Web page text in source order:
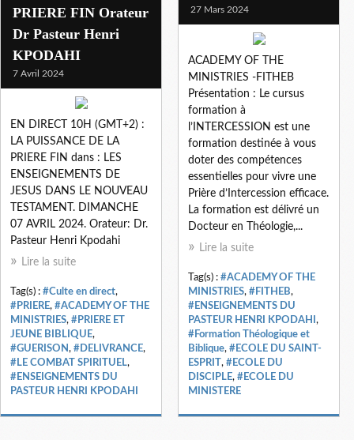
PRIERE FIN Orateur
Dr Pasteur Henri
KPODAHI
7 Avril 2024
EN DIRECT 10H (GMT+2) :
LA PUISSANCE DE LA
PRIERE FIN dans : LES
ENSEIGNEMENTS DE
JESUS DANS LE NOUVEAU
TESTAMENT. DIMANCHE
07 AVRIL 2024. Orateur: Dr.
Pasteur Henri Kpodahi
Lire la suite
Tag(s) : #Culte en direct,
#PRIERE, #ACADEMY OF THE
MINISTRIES, #PRIERE ET
JEUNE BIBLIQUE,
#GUERISON, #DELIVRANCE,
#LE COMBAT SPIRITUEL,
#ENSEIGNEMENTS DU
PASTEUR HENRI KPODAHI
27 Mars 2024
ACADEMY OF THE
MINISTRIES -FITHEB
Présentation : Le cursus
formation à
l’INTERCESSION est une
formation destinée à vous
doter des compétences
essentielles pour vivre une
Prière d’Intercession efficace.
La formation est délivré un
Docteur en Théologie,...
Lire la suite
Tag(s) : #ACADEMY OF THE
MINISTRIES, #FITHEB,
#ENSEIGNEMENTS DU
PASTEUR HENRI KPODAHI ,
#Formation Théologique et
Biblique, #ECOLE DU SAINT-
ESPRIT, #ECOLE DU
DISCIPLE, #ECOLE DU
MINISTERE